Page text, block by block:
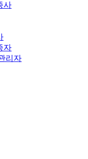
사
자
리자